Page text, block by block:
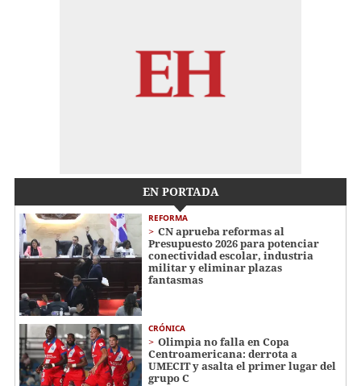
EN PORTADA
REFORMA
CN aprueba reformas al
Presupuesto 2026 para potenciar
conectividad escolar, industria
militar y eliminar plazas
fantasmas
CRÓNICA
Olimpia no falla en Copa
Centroamericana: derrota a
UMECIT y asalta el primer lugar del
grupo C